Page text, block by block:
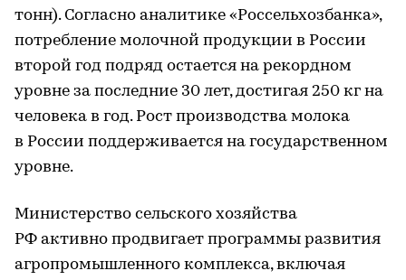
тонн). Согласно аналитике «Россельхозбанка»,
потребление молочной продукции в России
второй год подряд остается на рекордном
уровне за последние 30 лет, достигая 250 кг на
человека в год. Рост производства молока
в России поддерживается на государственном
уровне.
Министерство сельского хозяйства
РФ активно продвигает программы развития
агропромышленного комплекса, включая